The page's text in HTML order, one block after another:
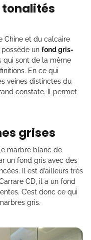
tonalités
Chine et du calcaire
un fond gris-
qui sont de la même
En ce qui
veines distinctes du
constate. Il permet
grises
marbre blanc de
un fond gris avec des
Il est d’ailleurs très
CD, il a un fond
C’est donc ce qui
gris.